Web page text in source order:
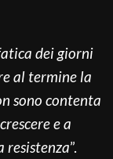
dei giorni
al termine la
sono contenta
e a
resistenza”.